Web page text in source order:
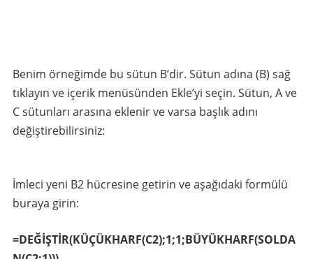
Benim örneğimde bu sütun B’dir. Sütun adına (B) sağ
tıklayın ve içerik menüsünden Ekle’yi seçin. Sütun, A ve
C sütunları arasına eklenir ve varsa başlık adını
değiştirebilirsiniz:
İmleci yeni B2 hücresine getirin ve aşağıdaki formülü
buraya girin:
=DEĞİŞTİR(KÜÇÜKHARF(C2);1;1;BÜYÜKHARF(SOLDA